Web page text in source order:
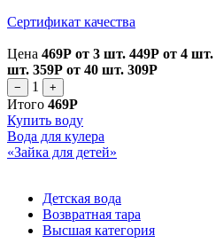
Сертификат качества
Цена 469Р от 3 шт. 449Р от 4 шт.
шт. 359Р от 40 шт. 309Р
− 1 +
Итого 469Р
Купить воду
Вода для кулера
«Зайка для детей»
Детская вода
Возвратная тара
Высшая категория